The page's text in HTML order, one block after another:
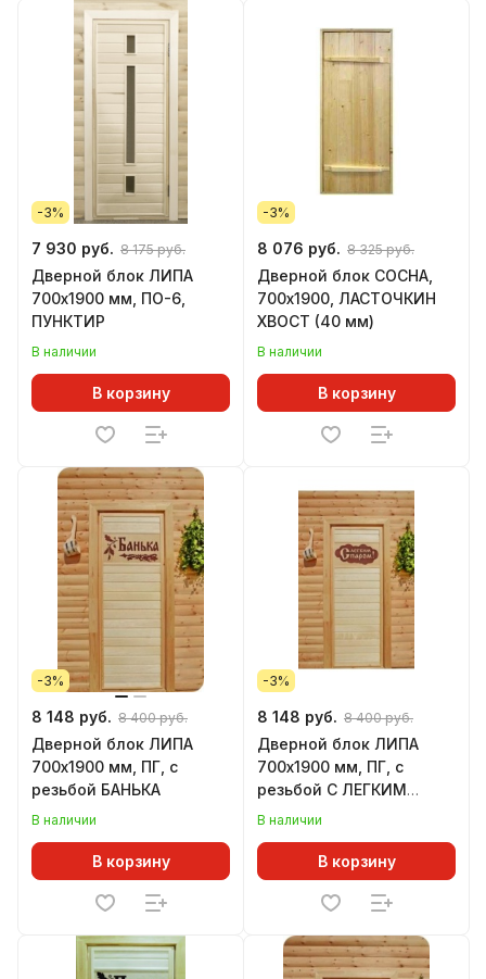
-3%
7 930 руб. 8 175 руб.
Дверной блок ЛИПА
700х1900 мм, ПО-6,
ПУНКТИР
В наличии
В корзину
-3%
8 076 руб. 8 325 руб.
Дверной блок СОСНА,
700х1900, ЛАСТОЧКИН
ХВОСТ (40 мм)
В наличии
В корзину
-3%
8 148 руб. 8 400 руб.
Дверной блок ЛИПА
700х1900 мм, ПГ, с
резьбой БАНЬКА
В наличии
В корзину
-3%
8 148 руб. 8 400 руб.
Дверной блок ЛИПА
700х1900 мм, ПГ, с
резьбой С ЛЕГКИМ
ПАРОМ
В наличии
В корзину